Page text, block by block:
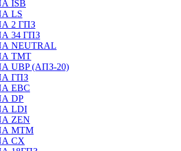
ISB
LS
2 ГПЗ
34 ГПЗ
NEUTRAL
TMT
UBP (АПЗ-20)
ГПЗ
EBC
DP
LDI
ZEN
MTM
CX